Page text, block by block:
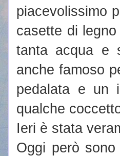
piacevolissimo
casette di
tanta acqua e
anche famoso
pedalata e un
qualche
Ieri è stata
Oggi però